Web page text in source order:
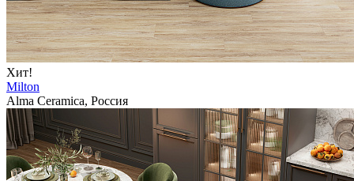
Хит!
Milton
Alma Ceramica, Россия